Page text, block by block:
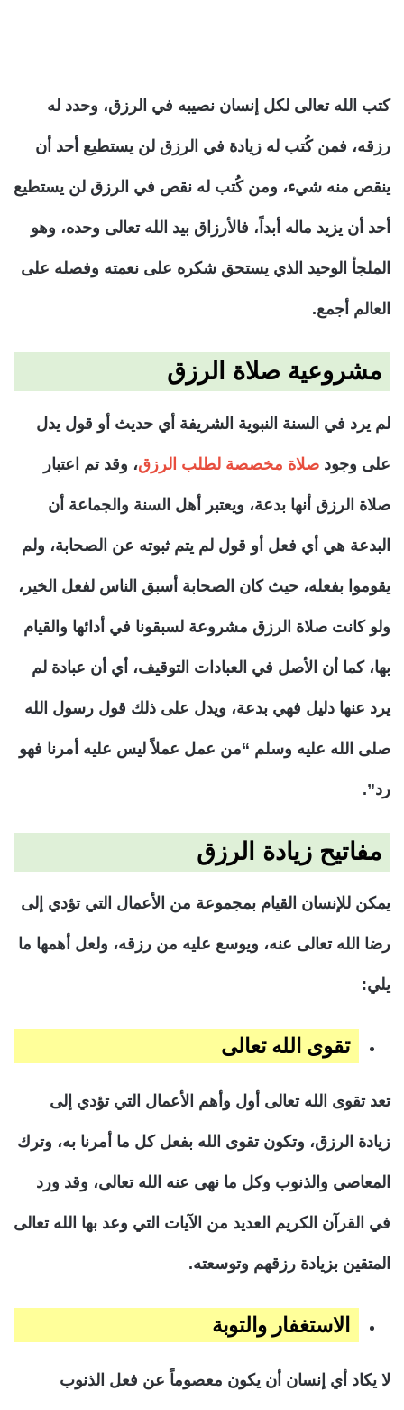
كتب الله تعالى لكل إنسان نصيبه في الرزق، وحدد له
رزقه، فمن كُتب له زيادة في الرزق لن يستطيع أحد أن
ينقص منه شيء، ومن كُتب له نقص في الرزق لن يستطيع
أحد أن يزيد ماله أبداً، فالأرزاق بيد الله تعالى وحده، وهو
الملجأ الوحيد الذي يستحق شكره على نعمته وفصله على
العالم أجمع.
مشروعية صلاة الرزق
لم يرد في السنة النبوية الشريفة أي حديث أو قول يدل
على وجود صلاة مخصصة لطلب الرزق، وقد تم اعتبار
صلاة الرزق أنها بدعة، ويعتبر أهل السنة والجماعة أن
البدعة هي أي فعل أو قول لم يتم ثبوته عن الصحابة، ولم
يقوموا بفعله، حيث كان الصحابة أسبق الناس لفعل الخير،
ولو كانت صلاة الرزق مشروعة لسبقونا في أدائها والقيام
بها، كما أن الأصل في العبادات التوقيف، أي أن عبادة لم
يرد عنها دليل فهي بدعة، ويدل على ذلك قول رسول الله
صلى الله عليه وسلم “من عمل عملاً ليس عليه أمرنا فهو
رد”.
مفاتيح زيادة الرزق
يمكن للإنسان القيام بمجموعة من الأعمال التي تؤدي إلى
رضا الله تعالى عنه، ويوسع عليه من رزقه، ولعل أهمها ما
يلي:
تقوى الله تعالى
تعد تقوى الله تعالى أول وأهم الأعمال التي تؤدي إلى
زيادة الرزق، وتكون تقوى الله بفعل كل ما أمرنا به، وترك
المعاصي والذنوب وكل ما نهى عنه الله تعالى، وقد ورد
في القرآن الكريم العديد من الآيات التي وعد بها الله تعالى
المتقين بزيادة رزقهم وتوسعته.
الاستغفار والتوبة
لا يكاد أي إنسان أن يكون معصوماً عن فعل الذنوب